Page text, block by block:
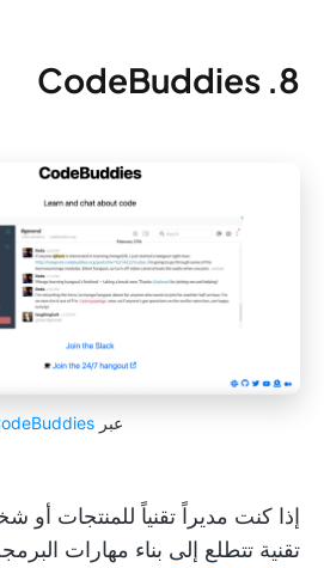
8. CodeBuddies
عبر
إذا كنت مديراً تقنياً للمنتجات أو
تقنية تتطلع إلى بناء مهارات